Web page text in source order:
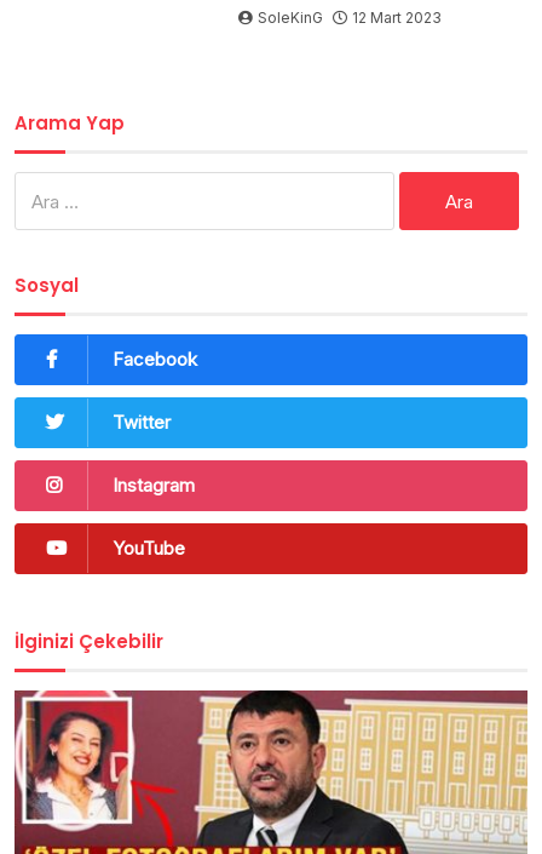
SoleKinG 12 Mart 2023
Arama Yap
Sosyal
Facebook
Twitter
Instagram
YouTube
İlginizi Çekebilir